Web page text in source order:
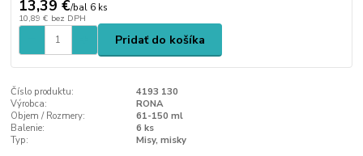
13,39 €/bal 6 ks
10,89 € bez DPH
Pridať do košíka
Číslo produktu:
4193 130
Výrobca:
RONA
Objem / Rozmery:
61-150 ml
Balenie:
6 ks
Typ:
Misy, misky